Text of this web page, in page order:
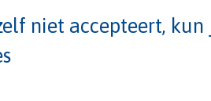
niet accepteert,